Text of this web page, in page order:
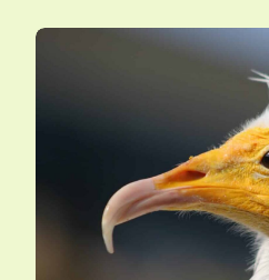
Aasgier